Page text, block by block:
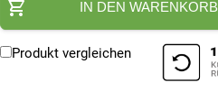
IN DEN WARENKORB
Produkt vergleichen